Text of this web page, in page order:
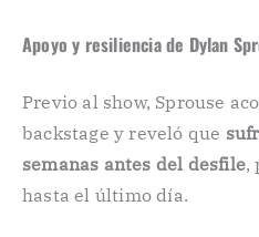
Apoyo y resiliencia de Dylan
Previo al show, Sprouse
backstage y reveló que
semanas antes del desfile,
hasta el último día.